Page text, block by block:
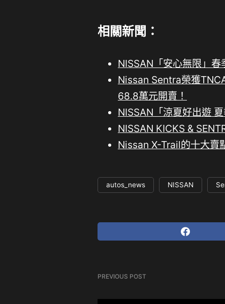
相關新聞：
NISSAN「安心無限」
Nissan Sentra榮獲
68.8萬元開賣！
NISSAN「涼夏好出遊
NISSAN KICKS &
Nissan X-Trail的十大
autos_news NISSAN
PREVIOUS POST